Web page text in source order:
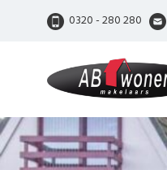
0320 - 280 280